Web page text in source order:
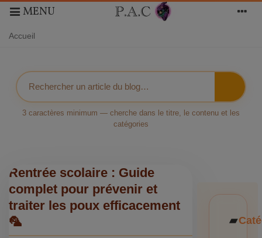
MENU
Accueil
3 caractères minimum — cherche dans le titre, le contenu et les
catégories
Rentrée scolaire : Guide
complet pour prévenir et
traiter les poux efficacement
🦜